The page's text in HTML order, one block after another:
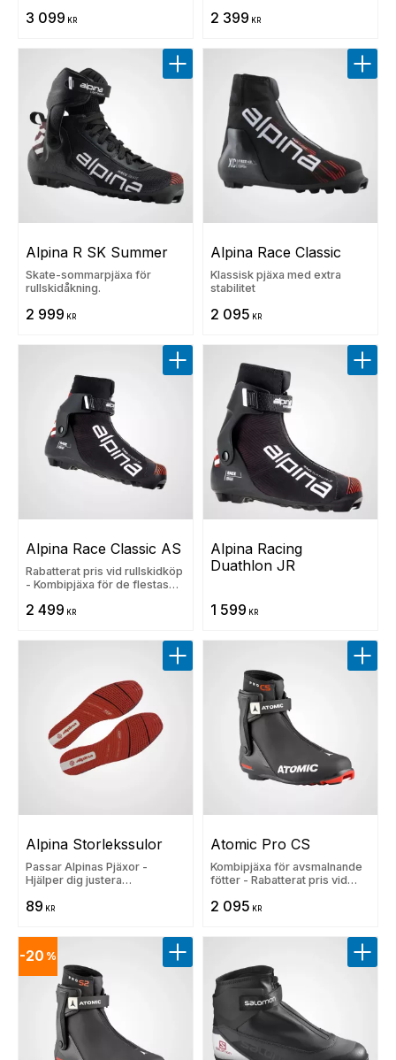
3 099 KR 2 399 KR
Alpina R SK Summer
Skate-sommarpjäxa för
rullskidåkning.
2 999 KR
Lägg till i favoriter
Alpina Race Classic
Klassisk pjäxa med extra
stabilitet
2 095 KR
Lägg
Alpina Race Classic AS
Rabatterat pris vid rullskidköp
- Kombipjäxa för de flestas
2 499 KR
Lägg till i favoriter
Alpina Racing
Duathlon JR
1 599 KR
Lägg
Alpina Storlekssulor
Passar Alpinas Pjäxor -
Hjälper dig justera
89 KR
Lägg till i favoriter
Atomic Pro CS
Kombipjäxa för avsmalnande
fötter - Rabatterat pris vid
2 095 KR
Lägg
20 % Lägg till i favoriter Lägg